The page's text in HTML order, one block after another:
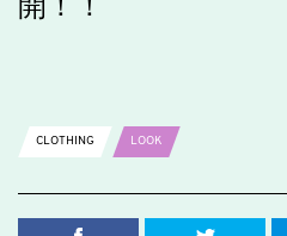
CLOTHING
LOOK